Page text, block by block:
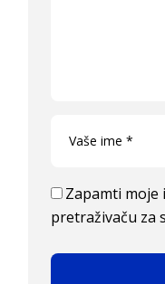
Zapamti moje
pretraživaču za